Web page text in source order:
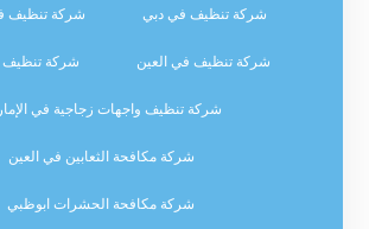
شركة تنظيف في دبي شركة تنظيف
شركة تنظيف في العين شركة تنظيف
شركة تنظيف واجهات زجاجية في
شركة مكافحة الثعابين في العين
شركة مكافحة الحشرات ابوظبي